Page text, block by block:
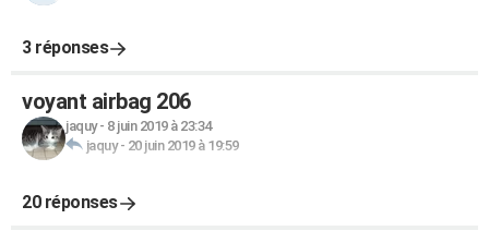
3 réponses
voyant airbag 206
jaquy- 8 juin 2019 à 23:34
jaquy- 20 juin 2019 à 19:59
20 réponses